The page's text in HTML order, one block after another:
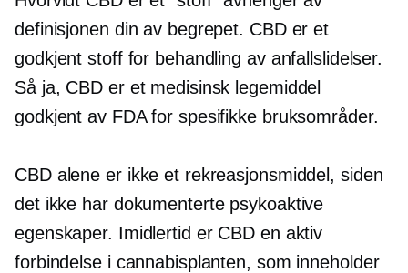
definisjonen din av begrepet. CBD er et
godkjent stoff for behandling av anfallslidelser.
Så ja, CBD er et medisinsk legemiddel
godkjent av FDA for spesifikke bruksområder.
CBD alene er ikke et rekreasjonsmiddel, siden
det ikke har dokumenterte psykoaktive
egenskaper. Imidlertid er CBD en aktiv
forbindelse i cannabisplanten, som inneholder